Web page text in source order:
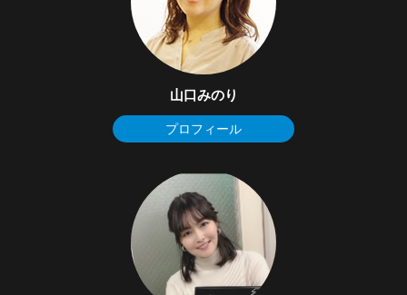
山口みのり
プロフィール